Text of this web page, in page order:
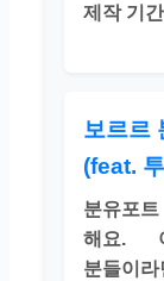
제작 기
보르르
(feat.
분유포
해요.
분들이